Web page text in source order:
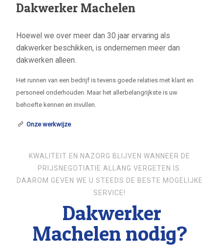
Dakwerker Machelen
Hoewel we over meer dan 30 jaar ervaring als
dakwerker beschikken, is ondernemen meer dan
dakwerken alleen.
Het runnen van een bedrijf is tevens goede relaties met klant en
personeel onderhouden. Maar het allerbelangrijkste is uw
behoefte kennen en invullen.
Onze werkwijze
KWALITEIT EN NAZORG BLIJVEN WANNEER DE
PRIJSNEGOTIATIE ALLANG VERGETEN IS.
DAAROM GEVEN WE U STEEDS DE BESTE MOGELIJKE
SERVICE!
Dakwerker
Machelen nodig?